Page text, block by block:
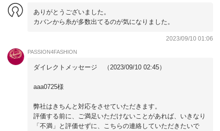
ありがとうございました。
カバンから糸が多数出てるのが気になりました。
2023/09/10 01:06
PASSION4FASHION
ダイレクトメッセージ （2023/09/10 02:45）
aaa0725様
弊社はきちんと対応をさせていただきます。
評価する前に、ご満足いただけないことがあれば、いきなり
「不満」と評価せずに、こちらの連絡していただきたいで